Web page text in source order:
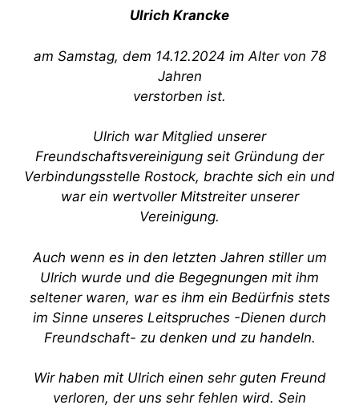
Ulrich Krancke
am Samstag, dem 14.12.2024 im Alter von 78
Jahren
verstorben ist.
Ulrich war Mitglied unserer
Freundschaftsvereinigung seit Gründung der
Verbindungsstelle Rostock, brachte sich ein und
war ein wertvoller Mitstreiter unserer
Vereinigung.
Auch wenn es in den letzten Jahren stiller um
Ulrich wurde und die Begegnungen mit ihm
seltener waren, war es ihm ein Bedürfnis stets
im Sinne unseres Leitspruches -Dienen durch
Freundschaft- zu denken und zu handeln.
Wir haben mit Ulrich einen sehr guten Freund
verloren, der uns sehr fehlen wird. Sein